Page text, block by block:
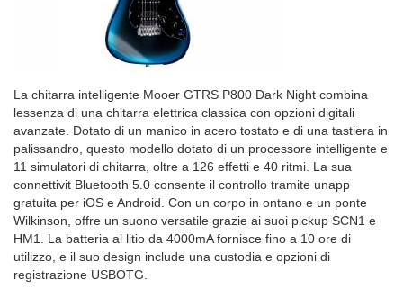
La chitarra intelligente Mooer GTRS P800 Dark Night combina
lessenza di una chitarra elettrica classica con opzioni digitali
avanzate. Dotato di un manico in acero tostato e di una tastiera in
palissandro, questo modello dotato di un processore intelligente e
11 simulatori di chitarra, oltre a 126 effetti e 40 ritmi. La sua
connettivit Bluetooth 5.0 consente il controllo tramite unapp
gratuita per iOS e Android. Con un corpo in ontano e un ponte
Wilkinson, offre un suono versatile grazie ai suoi pickup SCN1 e
HM1. La batteria al litio da 4000mA fornisce fino a 10 ore di
utilizzo, e il suo design include una custodia e opzioni di
registrazione USBOTG.